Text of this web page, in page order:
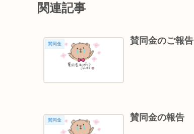
関連記事
賛同金 賛同金のご報告
賛同金 賛同金の報告